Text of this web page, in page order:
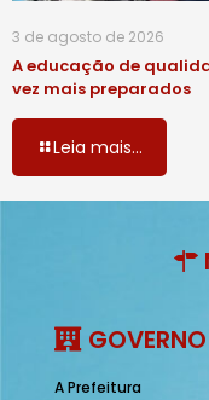
3 de agosto de 2026
A educação de
vez mais preparados
Leia mais...
GOVERNO
A Prefeitura